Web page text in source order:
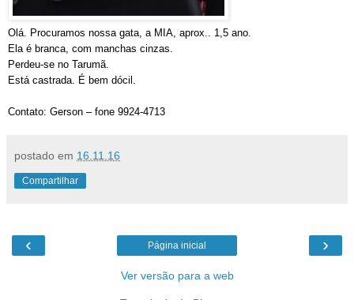
Olá. Procuramos nossa gata, a MIA, aprox.. 1,5 ano.
Ela é branca, com manchas cinzas.
Perdeu-se no Tarumã.
Está castrada. É bem dócil.
Contato: Gerson – fone 9924-4713
postado em 16.11.16
Compartilhar
‹ ›
Página inicial
Ver versão para a web